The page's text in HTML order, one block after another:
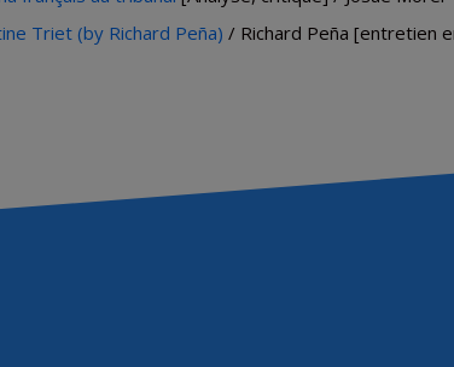
Triet (by Richard Peña) / Richard Peña [entretien